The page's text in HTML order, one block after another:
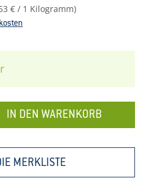
€ / 1 Kilogramm)
den gewünschten
IN DEN WARENKORB
MERKLISTE